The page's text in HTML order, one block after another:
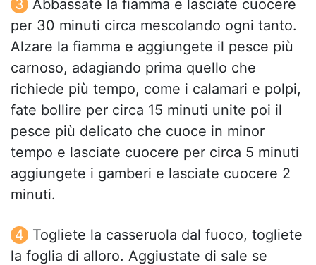
Abbassate la fiamma e lasciate cuocere
per 30 minuti circa mescolando ogni tanto.
Alzare la fiamma e aggiungete il pesce più
carnoso, adagiando prima quello che
richiede più tempo, come i calamari e polpi,
fate bollire per circa 15 minuti unite poi il
pesce più delicato che cuoce in minor
tempo e lasciate cuocere per circa 5 minuti
aggiungete i gamberi e lasciate cuocere 2
minuti.
Togliete la casseruola dal fuoco, togliete
la foglia di alloro. Aggiustate di sale se